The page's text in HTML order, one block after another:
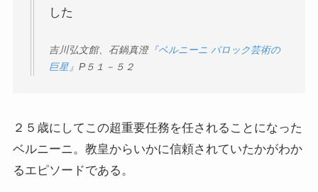
イスラエル編
チェコ・オーストリア編
した
吉川弘文館、石鍋真澄『ベルニーニ バロック芸術の
巨星』 P５１－５２
２５歳にしてこの超重要任務を任されることになった
ベルニーニ。教皇からいかに信頼されていたかがわか
るエピソードである。